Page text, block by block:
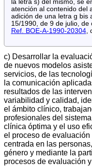
la letra s) del mismo, se
atención al contenido del
adición de una letra g bis
15/1990, de 9 de julio, de
Ref. BOE-A-1990-20304,
c) Desarrollar la
de nuevos modelos
servicios, de las
la comunicación
resultados de las
variabilidad y calidad,
el ámbito clínico,
profesionales del
clínica óptima y el uso
el proceso de
centrada en las
género y mediante la
procesos de evaluación